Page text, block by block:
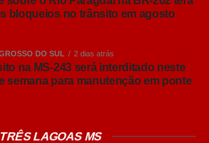
hospitalar atual, com foco no
bloqueios no trânsito em agosto
DO SUL 2 dias atrás
na MS-243 será interditado neste
semana para manutenção em ponte
TRÊS LAGOAS MS